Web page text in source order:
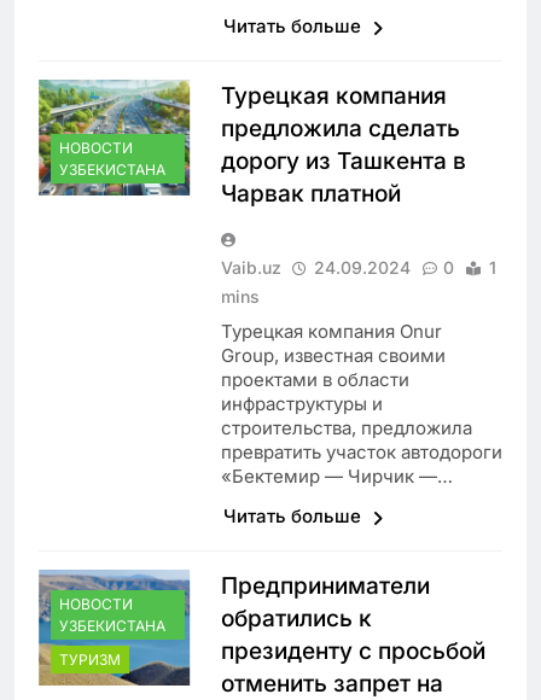
Читать больше
НОВОСТИ
УЗБЕКИСТАНА
Турецкая компания
предложила сделать
дорогу из Ташкента в
Чарвак платной
Vaib.uz 24.09.2024 0
1
mins
Турецкая компания Onur
Group, известная своими
проектами в области
инфраструктуры и
строительства, предложила
превратить участок автодороги
«Бектемир — Чирчик —…
Читать больше
НОВОСТИ
УЗБЕКИСТАНА
ТУРИЗМ
Предприниматели
обратились к
президенту с просьбой
отменить запрет на